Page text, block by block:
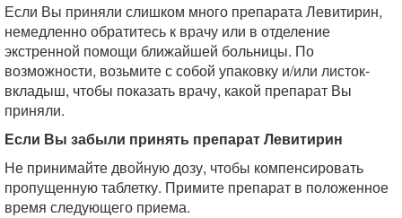
Если Вы приняли слишком много препарата Левитирин,
немедленно обратитесь к врачу или в отделение
экстренной помощи ближайшей больницы. По
возможности, возьмите с собой упаковку и/или листок-
вкладыш, чтобы показать врачу, какой препарат Вы
приняли.
Если Вы забыли принять препарат Левитирин
Не принимайте двойную дозу, чтобы компенсировать
пропущенную таблетку. Примите препарат в положенное
время следующего приема.